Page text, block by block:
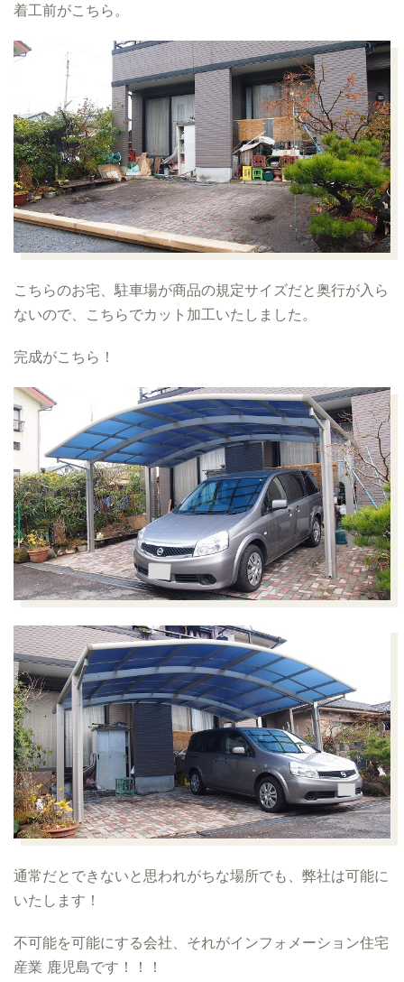
着工前がこちら。
こちらのお宅、駐車場が商品の規定サイズだと奥行が入ら
ないので、こちらでカット加工いたしました。
完成がこちら！
通常だとできないと思われがちな場所でも、弊社は可能に
いたします！
不可能を可能にする会社、それがインフォメーション住宅
産業 鹿児島です！！！